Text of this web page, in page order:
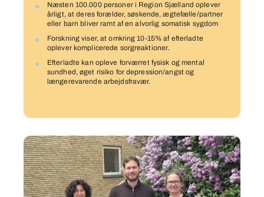
Næsten 100.000 personer i Region Sjælland oplever
årligt, at deres forælder, søskende, ægtefælle/partner
eller barn bliver ramt af en alvorlig somatisk sygdom
Forskning viser, at omkring 10-15% af efterladte
oplever komplicerede sorgreaktioner.
Efterladte kan opleve forværret fysisk og mental
sundhed, øget risiko for depression/angst og
længerevarende arbejdsfravær.